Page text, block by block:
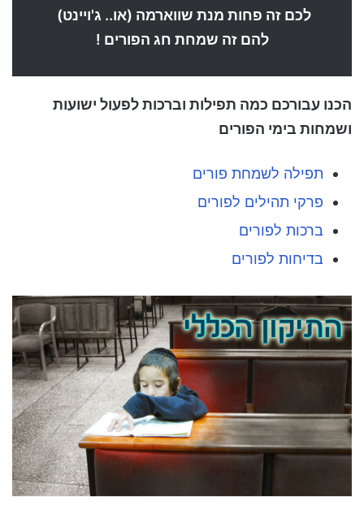
לכם זה פחות מנת שווארמה (או.. ג'ויינט)
להם זה שמחת חג הפורים !
הכנו עבורכם כמה תפילות וברכות לפעול ישועות
ושמחות בימי הפורים
תפילה לשמחת פורים
פרקי תהילים לפורים
ברכות לפורים
בדיחות לפורים